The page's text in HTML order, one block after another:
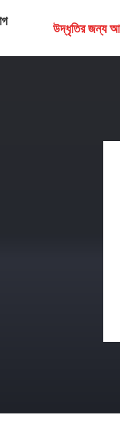
উদ্ধৃতির জন্য